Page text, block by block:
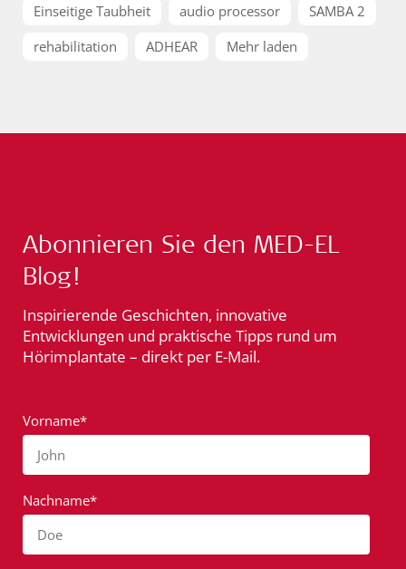
Einseitige Taubheit
audio processor
SAMBA 2
rehabilitation
ADHEAR Mehr laden
Abonnieren Sie den MED-EL
Blog!
Inspirierende Geschichten, innovative
Entwicklungen und praktische Tipps rund um
Hörimplantate – direkt per E-Mail.
Vorname*
John
Nachname*
Doe